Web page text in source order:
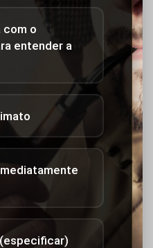
com o
entender a